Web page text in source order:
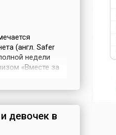
(англ. Safer
недели
«Вместе за
девочек в